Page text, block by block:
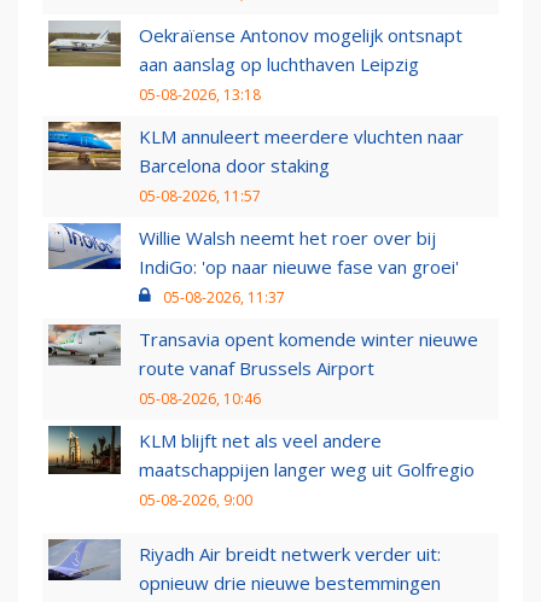
Oekraïense Antonov mogelijk ontsnapt
aan aanslag op luchthaven Leipzig
05-08-2026, 13:18
KLM annuleert meerdere vluchten naar
Barcelona door staking
05-08-2026, 11:57
Willie Walsh neemt het roer over bij
IndiGo: 'op naar nieuwe fase van groei'
05-08-2026, 11:37
Transavia opent komende winter nieuwe
route vanaf Brussels Airport
05-08-2026, 10:46
KLM blijft net als veel andere
maatschappijen langer weg uit Golfregio
05-08-2026, 9:00
Riyadh Air breidt netwerk verder uit:
opnieuw drie nieuwe bestemmingen